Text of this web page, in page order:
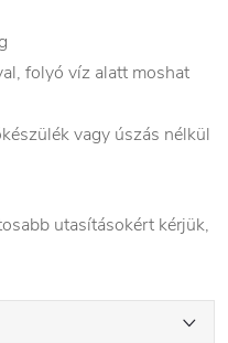
folyó víz alatt moshat
vagy úszás nélkül
utasításokért kérjük,